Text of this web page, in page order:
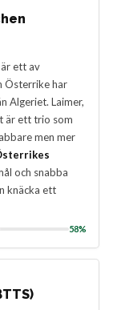
ett av
Österrike har
Algeriet. Laimer,
är ett trio som
men mer
och snabba
knäcka ett
58%